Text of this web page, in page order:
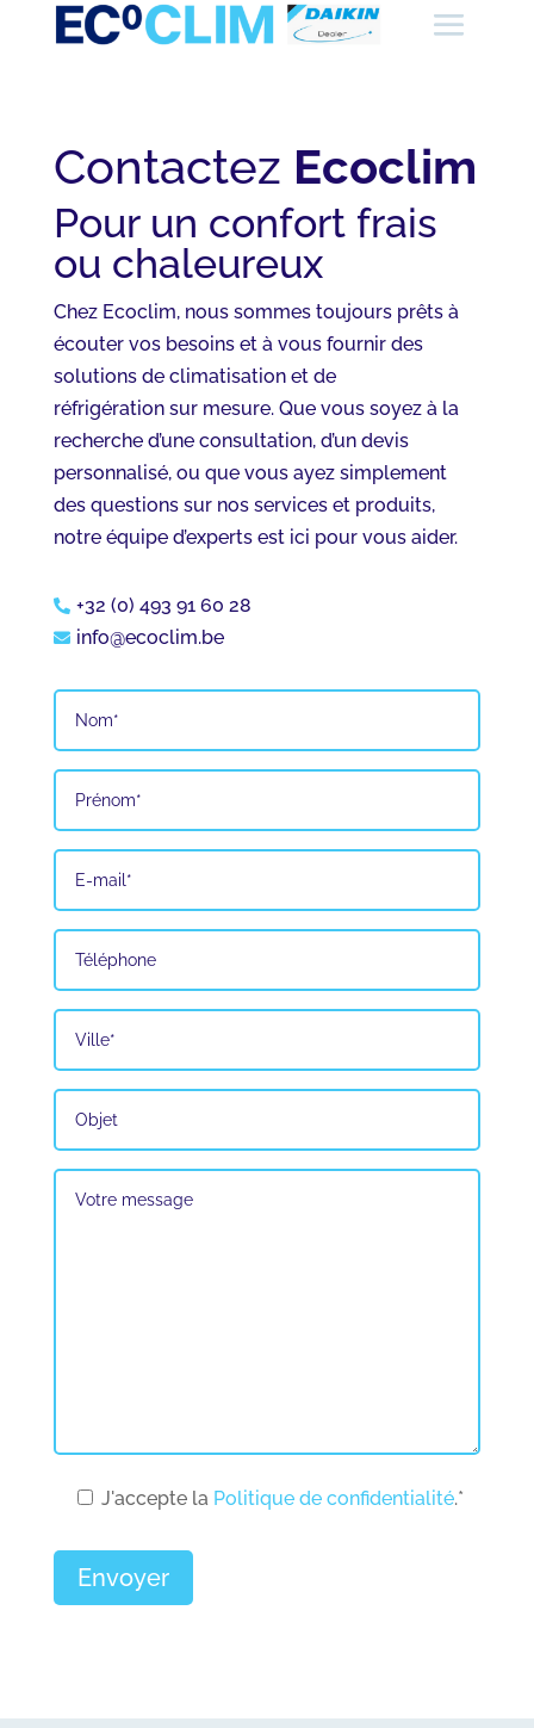
Contactez Ecoclim
Pour un confort frais
ou chaleureux
Chez Ecoclim, nous sommes toujours prêts à
écouter vos besoins et à vous fournir des
solutions de climatisation et de
réfrigération sur mesure. Que vous soyez à la
recherche d’une consultation, d’un devis
personnalisé, ou que vous ayez simplement
des questions sur nos services et produits,
notre équipe d’experts est ici pour vous aider.
 +32 (0) 493 91 60 28
 info@ecoclim.be
J'accepte la Politique de confidentialité.*
Envoyer